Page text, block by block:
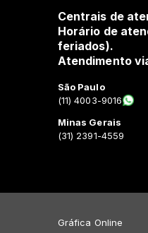
Centrais de
Horário de
feriados).
Atendimento
São Paulo
(11) 4003-9016
Minas Gerais
(31) 2391-4559
Gráfica Online